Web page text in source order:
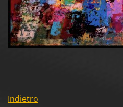
Indietro